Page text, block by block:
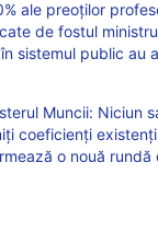
ale preoților
de fostul
sistemul public au
Muncii: Niciun
coeficienți
o nouă rundă